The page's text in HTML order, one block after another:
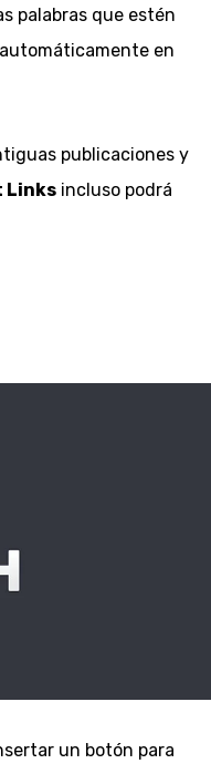
palabras que estén
en
publicaciones y
Linksincluso podrá
un botón para